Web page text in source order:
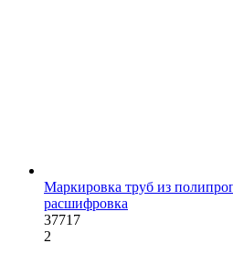
Маркировка труб из
расшифровка
37717
2